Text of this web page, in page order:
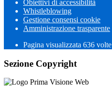
Obiettivi di accessibilità
Whistleblowing
Gestione consensi cookie
Amministrazione trasparente
Pagina visualizzata 636 volte
Sezione Copyright